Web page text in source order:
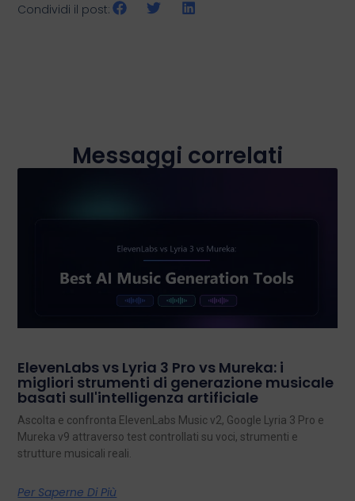
Condividi il post:
Messaggi correlati
ElevenLabs vs Lyria 3 Pro vs Mureka: i
migliori strumenti di generazione musicale
basati sull'intelligenza artificiale
Ascolta e confronta ElevenLabs Music v2, Google Lyria 3 Pro e
Mureka v9 attraverso test controllati su voci, strumenti e
strutture musicali reali.
Per Saperne Di Più